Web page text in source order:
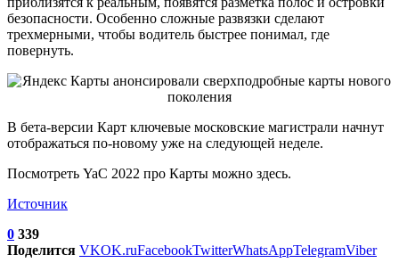
безопасности. Особенно сложные развязки сделают
трехмерными, чтобы водитель быстрее понимал, где
повернуть.
В бета-версии Карт ключевые московские магистрали начнут
отображаться по-новому уже на следующей неделе.
Посмотреть YaC 2022 про Карты можно здесь.
Источник
0 339
Поделится VKOK.ruFacebookTwitterWhatsAppTelegramViber